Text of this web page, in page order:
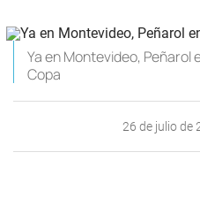
Ya en Montevideo, Peñarol
Copa
26 de julio de